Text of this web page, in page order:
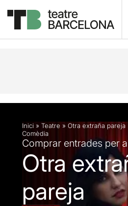
Descripció Fitxa artística
Inici » Teatre » Otra extraña pareja
Comèdia
Comprar entrades per a
Otra
pareja